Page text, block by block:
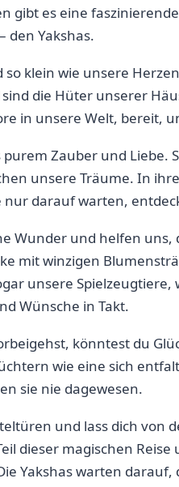
gibt es ⁤eine
den Yakshas.
klein wie unsere
⁣die Hüter unserer
‍in unsere ‍Welt, bereit,
purem Zauber und
unsere Träume. In‌
nur darauf warten,
Wunder und helfen
mit winzigen
unsere
Wünsche ⁣in Takt.
könntest⁢ du
wie eine sich
sie nie ​dagewesen.
und lass​ dich von
dieser magischen
Yakshas warten⁢